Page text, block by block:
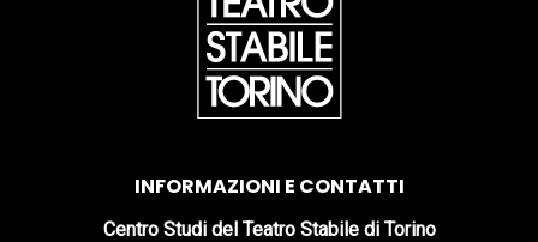
INFORMAZIONI E CONTATTI
Centro Studi del Teatro Stabile di Torino